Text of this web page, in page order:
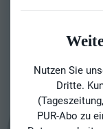
Nutzen Sie
Dritte.
PUR-Abo zu